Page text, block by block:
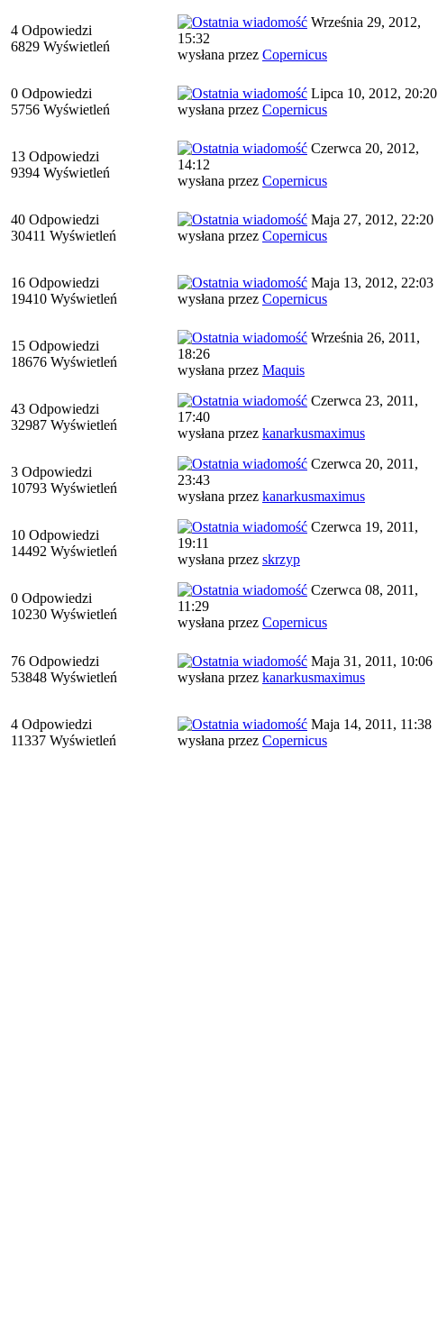
4 Odpowiedzi
6829 Wyświetleń
Września 29, 2012,
15:32
wysłana przez Copernicus
0 Odpowiedzi
5756 Wyświetleń
Lipca 10, 2012, 20:20
wysłana przez Copernicus
13 Odpowiedzi
9394 Wyświetleń
Czerwca 20, 2012,
14:12
wysłana przez Copernicus
40 Odpowiedzi
30411 Wyświetleń
Maja 27, 2012, 22:20
wysłana przez Copernicus
16 Odpowiedzi
19410 Wyświetleń
Maja 13, 2012, 22:03
wysłana przez Copernicus
15 Odpowiedzi
18676 Wyświetleń
Września 26, 2011,
18:26
wysłana przez Maquis
43 Odpowiedzi
32987 Wyświetleń
Czerwca 23, 2011,
17:40
wysłana przez kanarkusmaximus
3 Odpowiedzi
10793 Wyświetleń
Czerwca 20, 2011,
23:43
wysłana przez kanarkusmaximus
10 Odpowiedzi
14492 Wyświetleń
Czerwca 19, 2011,
19:11
wysłana przez skrzyp
0 Odpowiedzi
10230 Wyświetleń
Czerwca 08, 2011,
11:29
wysłana przez Copernicus
76 Odpowiedzi
53848 Wyświetleń
Maja 31, 2011, 10:06
wysłana przez kanarkusmaximus
4 Odpowiedzi
11337 Wyświetleń
Maja 14, 2011, 11:38
wysłana przez Copernicus